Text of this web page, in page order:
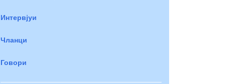
Интервјуи
Чланци
Говори